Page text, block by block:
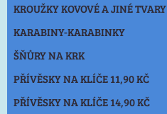
KROUŽKY KOVOVÉ A JINÉ TVARY
KARABINY-KARABINKY
ŠŇŮRY NA KRK
PŘÍVĚSKY NA KLÍČE 11,90 KČ
PŘÍVĚSKY NA KLÍČE 14,90 KČ